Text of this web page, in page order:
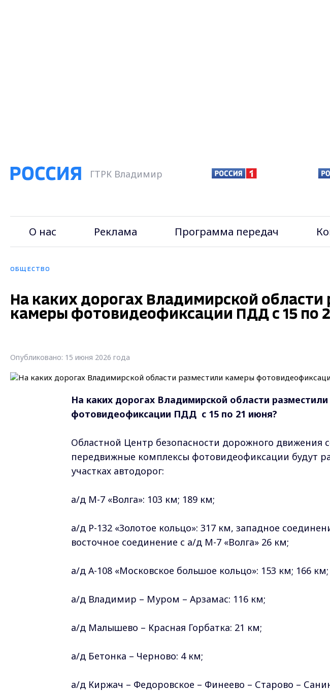
ГТРК Владимир
О нас Реклама Программа передач
ОБЩЕСТВО
На каких дорогах Владимирской области
камеры фотовидеофиксации ПДД с 15 по
Опубликовано: 15 июня 2026 года
На каких дорогах Владимирской области
фотовидеофиксации ПДД с 15 по 21 июня?
Областной Центр безопасности дорожного движения
передвижные комплексы фотовидеофиксации будут
участках автодорог:
а/д М-7 «Волга»: 103 км; 189 км;
а/д Р-132 «Золотое кольцо»: 317 км, западное
восточное соединение с а/д М-7 «Волга» 26 км;
а/д А-108 «Московское большое кольцо»: 153 км; 166 км;
а/д Владимир – Муром – Арзамас: 116 км;
а/д Малышево – Красная Горбатка: 21 км;
а/д Бетонка – Черново: 4 км;
а/д Киржач – Федоровское – Финеево – Старово –